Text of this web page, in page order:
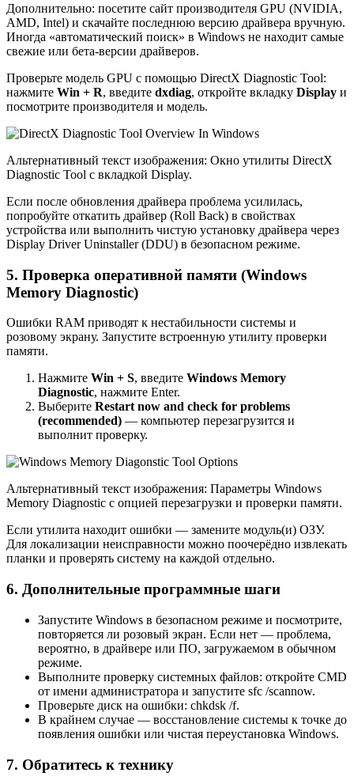
Дополнительно: посетите сайт производителя GPU (NVIDIA,
AMD, Intel) и скачайте последнюю версию драйвера вручную.
Иногда «автоматический поиск» в Windows не находит самые
свежие или бета-версии драйверов.
Проверьте модель GPU с помощью DirectX Diagnostic Tool:
нажмите Win + R, введите dxdiag, откройте вкладку Display и
посмотрите производителя и модель.
Альтернативный текст изображения: Окно утилиты DirectX
Diagnostic Tool с вкладкой Display.
Если после обновления драйвера проблема усилилась,
попробуйте откатить драйвер (Roll Back) в свойствах
устройства или выполнить чистую установку драйвера через
Display Driver Uninstaller (DDU) в безопасном режиме.
5. Проверка оперативной памяти (Windows
Memory Diagnostic)
Ошибки RAM приводят к нестабильности системы и
розовому экрану. Запустите встроенную утилиту проверки
памяти.
Нажмите Win + S, введите Windows Memory
Diagnostic, нажмите Enter.
Выберите Restart now and check for problems
(recommended) — компьютер перезагрузится и
выполнит проверку.
Альтернативный текст изображения: Параметры Windows
Memory Diagnostic с опцией перезагрузки и проверки памяти.
Если утилита находит ошибки — замените модуль(и) ОЗУ.
Для локализации неисправности можно поочерёдно извлекать
планки и проверять систему на каждой отдельно.
6. Дополнительные программные шаги
Запустите Windows в безопасном режиме и посмотрите,
повторяется ли розовый экран. Если нет — проблема,
вероятно, в драйвере или ПО, загружаемом в обычном
режиме.
Выполните проверку системных файлов: откройте CMD
от имени администратора и запустите sfc /scannow.
Проверьте диск на ошибки: chkdsk /f.
В крайнем случае — восстановление системы к точке до
появления ошибки или чистая переустановка Windows.
7. Обратитесь к технику